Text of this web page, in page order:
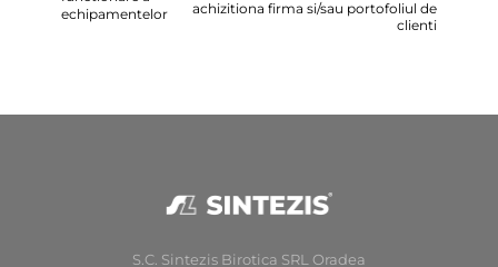
echipamentelor
achizitiona firma si/sau portofoliul de
clienti
S.C. Sintezis Birotica SRL Oradea